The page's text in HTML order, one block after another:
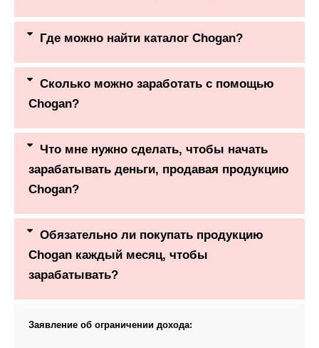
Где можно найти каталог Chogan?
Сколько можно заработать с помощью
Chogan?
Что мне нужно сделать, чтобы начать
зарабатывать деньги, продавая продукцию
Chogan?
Обязательно ли покупать продукцию
Chogan каждый месяц, чтобы
зарабатывать?
Заявление об ограничении дохода: